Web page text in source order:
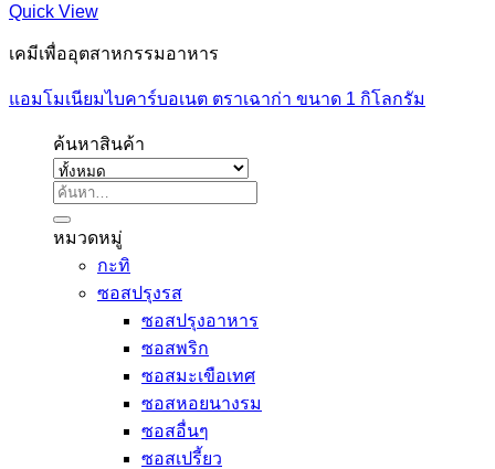
Quick View
เคมีเพื่ออุตสาหกรรมอาหาร
แอมโมเนียมไบคาร์บอเนต ตราเฉาก่า ขนาด 1 กิโลกรัม
ค้นหาสินค้า
ค้นหา:
หมวดหมู่
กะทิ
ซอสปรุงรส
ซอสปรุงอาหาร
ซอสพริก
ซอสมะเขือเทศ
ซอสหอยนางรม
ซอสอื่นๆ
ซอสเปรี้ยว